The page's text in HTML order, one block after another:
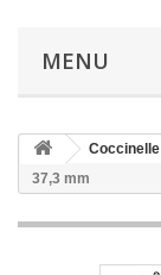
MENU
Coccinelle
37,3 mm